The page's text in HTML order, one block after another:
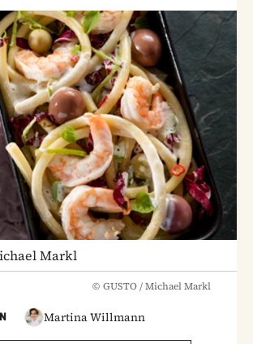
Markl
© GUSTO / Michael Markl
Martina Willmann